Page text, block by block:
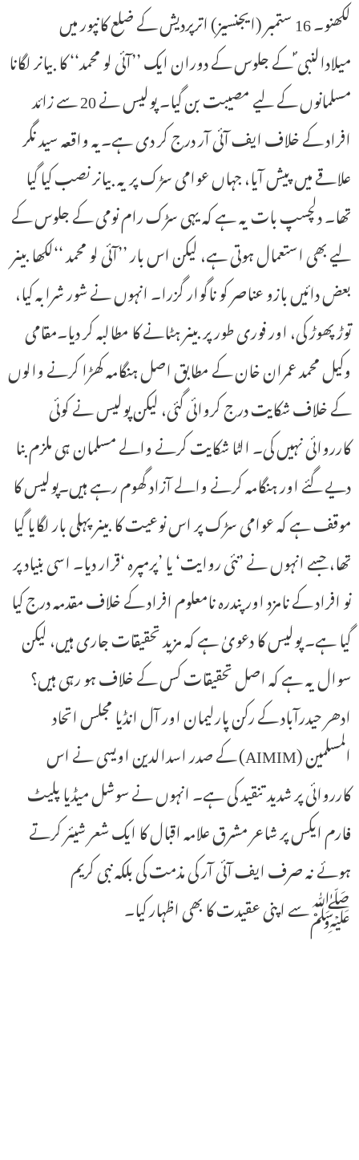
لکھنو۔ 16 ستمبر (ایجنسیز) اترپردیش کے ضلع کانپور میں
میلادالنبی ؐ کے جلوس کے دوران ایک ’’آئی لو محمد‘‘ کا بیانر لگانا
مسلمانوں کے لیے مصیبت بن گیا۔ پولیس نے 20 سے زائد
افراد کے خلاف ایف آئی آر درج کر دی ہے۔یہ واقعہ سید نگر
علاقے میں پیش آیا، جہاں عوامی سڑک پر یہ بیانر نصب کیا گیا
تھا۔ دلچسپ بات یہ ہے کہ یہی سڑک رام نومی کے جلوس کے
لیے بھی استعمال ہوتی ہے، لیکن اس بار ’’آئی لو محمد ‘‘لکھا بینر
بعض دائیں بازو عناصر کو ناگوار گزرا۔ انہوں نے شور شرابہ کیا،
توڑ پھوڑ کی، اور فوری طور پر بینر ہٹانے کا مطالبہ کر دیا۔مقامی
وکیل محمد عمران خان کے مطابق اصل ہنگامہ کھڑا کرنے والوں
کے خلاف شکایت درج کروائی گئی، لیکن پولیس نے کوئی
کارروائی نہیں کی۔ الٹا شکایت کرنے والے مسلمان ہی ملزم بنا
دیے گئے اور ہنگامہ کرنے والے آزاد گھوم رہے ہیں۔پولیس کا
موقف ہے کہ عوامی سڑک پر اس نوعیت کا بینر پہلی بار لگایا گیا
تھا، جسے انہوں نے ’نئی روایت‘ یا ’پرمپرہ ‘قرار دیا۔ اسی بنیاد پر
نو افراد کے نامزد اور پندرہ نامعلوم افراد کے خلاف مقدمہ درج کیا
گیا ہے۔ پولیس کا دعویٰ ہے کہ مزید تحقیقات جاری ہیں، لیکن
سوال یہ ہے کہ اصل تحقیقات کس کے خلاف ہو رہی ہیں؟
ادھر حیدرآباد کے رکن پارلیمان اور آل انڈیا مجلس اتحاد
المسلمین (AIMIM) کے صدر اسدالدین اویسی نے اس
کارروائی پر شدید تنقید کی ہے۔ انہوں نے سوشل میڈیا پلیٹ
فارم ایکس پر شاعر مشرق علامہ اقبال کا ایک شعر شیئر کرتے
ہوئے نہ صرف ایف آئی آر کی مذمت کی بلکہ نبی کریم
ﷺسے اپنی عقیدت کا بھی اظہار کیا۔